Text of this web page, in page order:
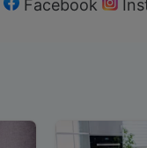
Facebook